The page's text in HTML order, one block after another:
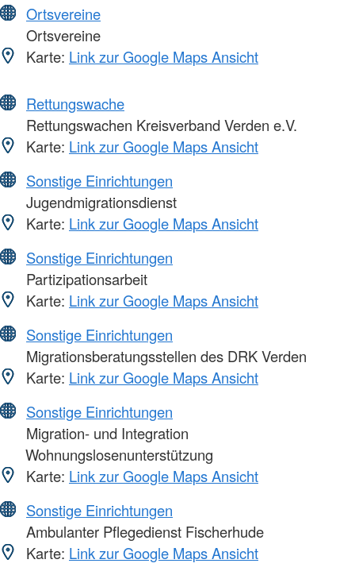
Ortsvereine
Ortsvereine
Karte: Link zur Google Maps Ansicht
Rettungswache
Rettungswachen Kreisverband Verden e.V.
Karte: Link zur Google Maps Ansicht
Sonstige Einrichtungen
Jugendmigrationsdienst
Karte: Link zur Google Maps Ansicht
Sonstige Einrichtungen
Partizipationsarbeit
Karte: Link zur Google Maps Ansicht
Sonstige Einrichtungen
Migrationsberatungsstellen des DRK Verden
Karte: Link zur Google Maps Ansicht
Sonstige Einrichtungen
Migration- und Integration
Wohnungslosenunterstützung
Karte: Link zur Google Maps Ansicht
Sonstige Einrichtungen
Ambulanter Pflegedienst Fischerhude
Karte: Link zur Google Maps Ansicht